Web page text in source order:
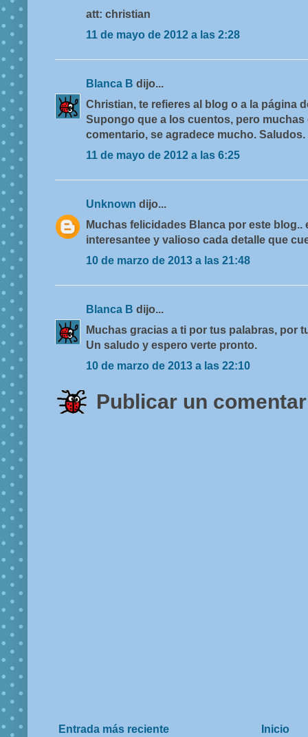
att: christian
11 de mayo de 2012 a las 2:28
Blanca B dijo...
Christian, te refieres al blog o a la página
Supongo que a los cuentos, pero
comentario, se agradece mucho. Saludos.
11 de mayo de 2012 a las 6:25
Unknown dijo...
Muchas felicidades Blanca por este blog..
interesantee y valioso cada detalle que
10 de marzo de 2013 a las 21:48
Blanca B dijo...
Muchas gracias a ti por tus palabras, por
Un saludo y espero verte pronto.
10 de marzo de 2013 a las 22:10
Publicar un
Entrada más reciente Inicio